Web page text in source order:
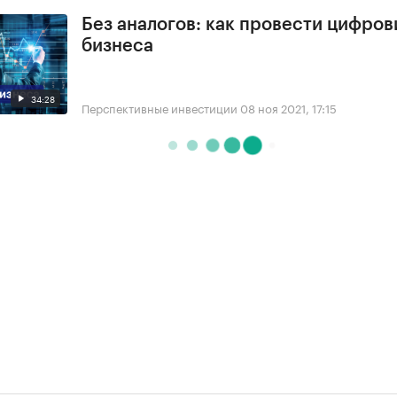
34:28
Без аналогов: как провести
бизнеса
Перспективные инвестиции 08 ноя 2021, 17:15